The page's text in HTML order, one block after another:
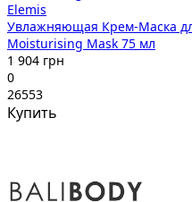
Elemis
Увлажняющая Крем-Маска
Moisturising Mask 75 мл
1 904 грн
0
26553
Купить